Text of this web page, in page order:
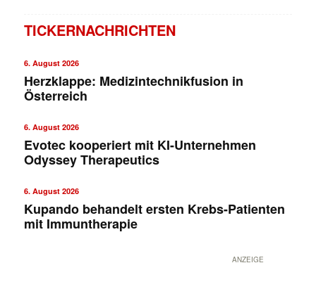
TICKERNACHRICHTEN
6. August 2026
Herzklappe: Medizintechnikfusion in
Österreich
6. August 2026
Evotec kooperiert mit KI-Unternehmen
Odyssey Therapeutics
6. August 2026
Kupando behandelt ersten Krebs-Patienten
mit Immuntherapie
ANZEIGE